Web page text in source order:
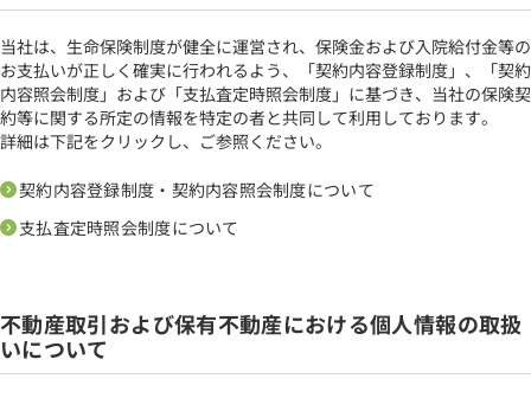
当社は、生命保険制度が健全に運営され、保険金および入院給付金等の
お支払いが正しく確実に行われるよう、「契約内容登録制度」、「契約
内容照会制度」および「支払査定時照会制度」に基づき、当社の保険契
約等に関する所定の情報を特定の者と共同して利用しております。
詳細は下記をクリックし、ご参照ください。
契約内容登録制度・契約内容照会制度について
支払査定時照会制度について
不動産取引および保有不動産における個人情報の取扱
いについて